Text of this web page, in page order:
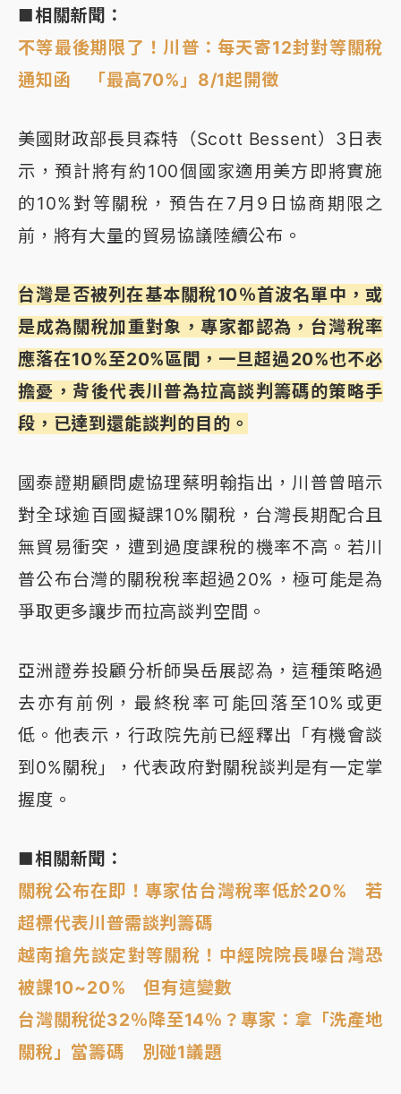
■相關新聞：
不等最後期限了！川普：每天寄12封對等關稅
通知函 「最高70%」8/1起開徵
美國財政部長貝森特（Scott Bessent）3日表
示，預計將有約100個國家適用美方即將實施
的10%對等關稅，預告在7月9日協商期限之
前，將有大量的貿易協議陸續公布。
台灣是否被列在基本關稅10％首波名單中，或
是成為關稅加重對象，專家都認為，台灣稅率
應落在10%至20%區間，一旦超過20%也不必
擔憂，背後代表川普為拉高談判籌碼的策略手
段，已達到還能談判的目的。
國泰證期顧問處協理蔡明翰指出，川普曾暗示
對全球逾百國擬課10%關稅，台灣長期配合且
無貿易衝突，遭到過度課稅的機率不高。若川
普公布台灣的關稅稅率超過20%，極可能是為
爭取更多讓步而拉高談判空間。
亞洲證券投顧分析師吳岳展認為，這種策略過
去亦有前例，最終稅率可能回落至10%或更
低。他表示，行政院先前已經釋出「有機會談
到0%關稅」，代表政府對關稅談判是有一定掌
握度。
■相關新聞：
關稅公布在即！專家估台灣稅率低於20% 若
超標代表川普需談判籌碼
越南搶先談定對等關稅！中經院院長曝台灣恐
被課10~20% 但有這變數
台灣關稅從32％降至14％？專家：拿「洗產地
關稅」當籌碼 別碰1議題